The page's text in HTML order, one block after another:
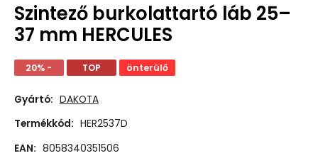
Szintező burkolattartó láb 25–
37 mm HERCULES
20% - TOP önterülő
Gyártó: DAKOTA
Termékkód: HER2537D
EAN: 8058340351506